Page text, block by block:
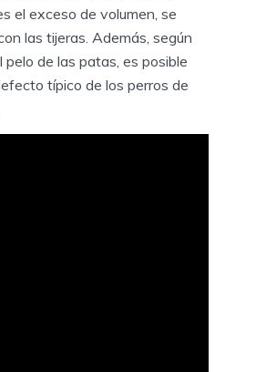
el exceso de volumen, se
las tijeras. Además, según
de las patas, es posible
típico de los perros de